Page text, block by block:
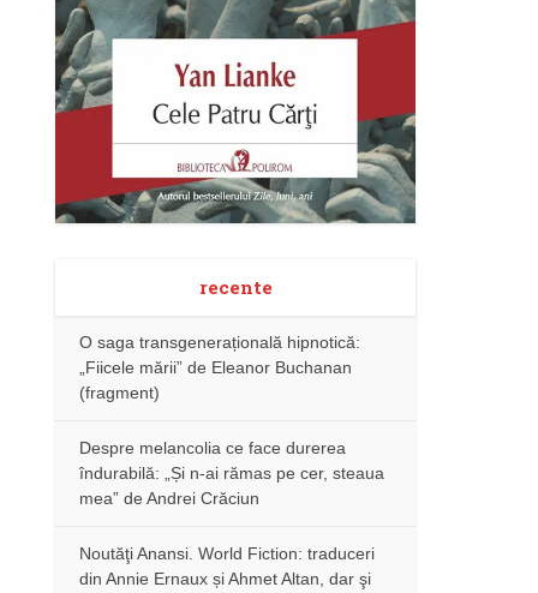
recente
O saga transgenerațională hipnotică:
„Fiicele mării” de Eleanor Buchanan
(fragment)
Despre melancolia ce face durerea
îndurabilă: „Și n-ai rămas pe cer, steaua
mea” de Andrei Crăciun
Noutăţi Anansi. World Fiction: traduceri
din Annie Ernaux și Ahmet Altan, dar şi